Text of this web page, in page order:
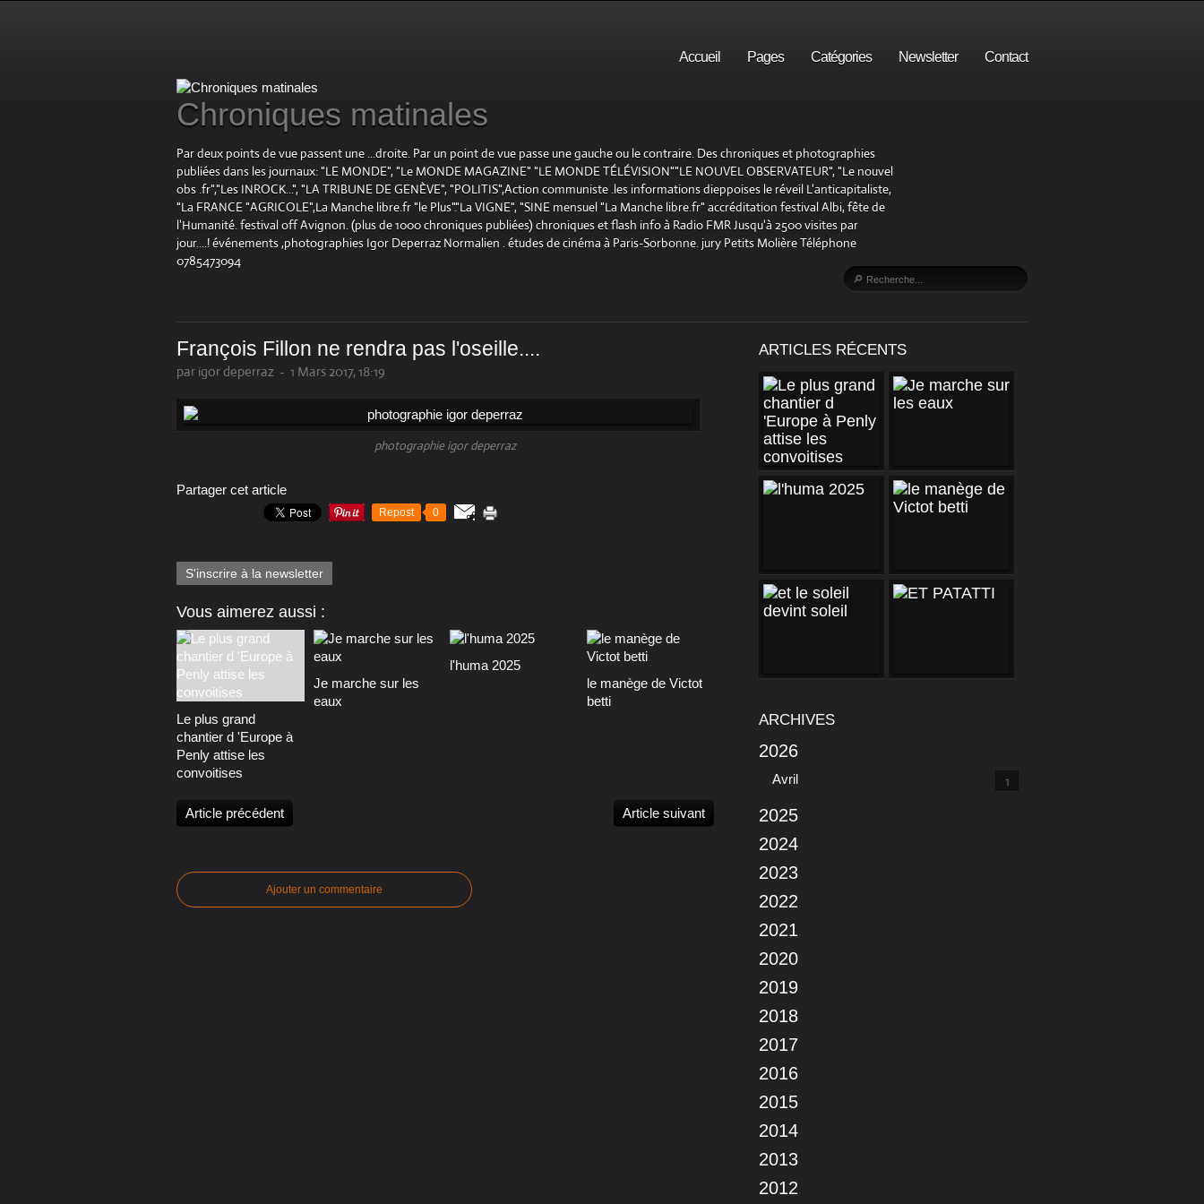
Accueil Pages Catégories Newsletter Contact
Chroniques matinales
Par deux points de vue passent une ...droite. Par un point de vue passe une gauche ou le contraire. Des chroniques et photographies
publiées dans les journaux: "LE MONDE", "Le MONDE MAGAZINE" "LE MONDE TÉLÉVISION""LE NOUVEL OBSERVATEUR", "Le nouvel
obs .fr","Les INROCK...", "LA TRIBUNE DE GENÈVE", "POLITIS",Action communiste .les informations dieppoises le réveil L'anticapitaliste,
"La FRANCE "AGRICOLE",La Manche libre.fr "le Plus"."La VIGNE", "SINE mensuel "La Manche libre.fr" accréditation festival Albi, fête de
l'Humanité. festival off Avignon. (plus de 1000 chroniques publiées) chroniques et flash info à Radio FMR Jusqu'à 2500 visites par
jour....! événements ,photographies Igor Deperraz Normalien . études de cinéma à Paris-Sorbonne. jury Petits Molière Téléphone
0785473094
François Fillon ne rendra pas l'oseille....
par igor deperraz - 1 Mars 2017, 18:19
photographie igor deperraz
Partager cet article
Repost 0
S'inscrire à la newsletter
Vous aimerez aussi :
Le plus grand
chantier d 'Europe à
Penly attise les
convoitises
Je marche sur les
eaux
l'huma 2025
le manège de Victot
betti
Article précédent Article suivant
Ajouter un commentaire
ARTICLES RÉCENTS
ARCHIVES
2026
Avril 1
2025
2024
2023
2022
2021
2020
2019
2018
2017
2016
2015
2014
2013
2012